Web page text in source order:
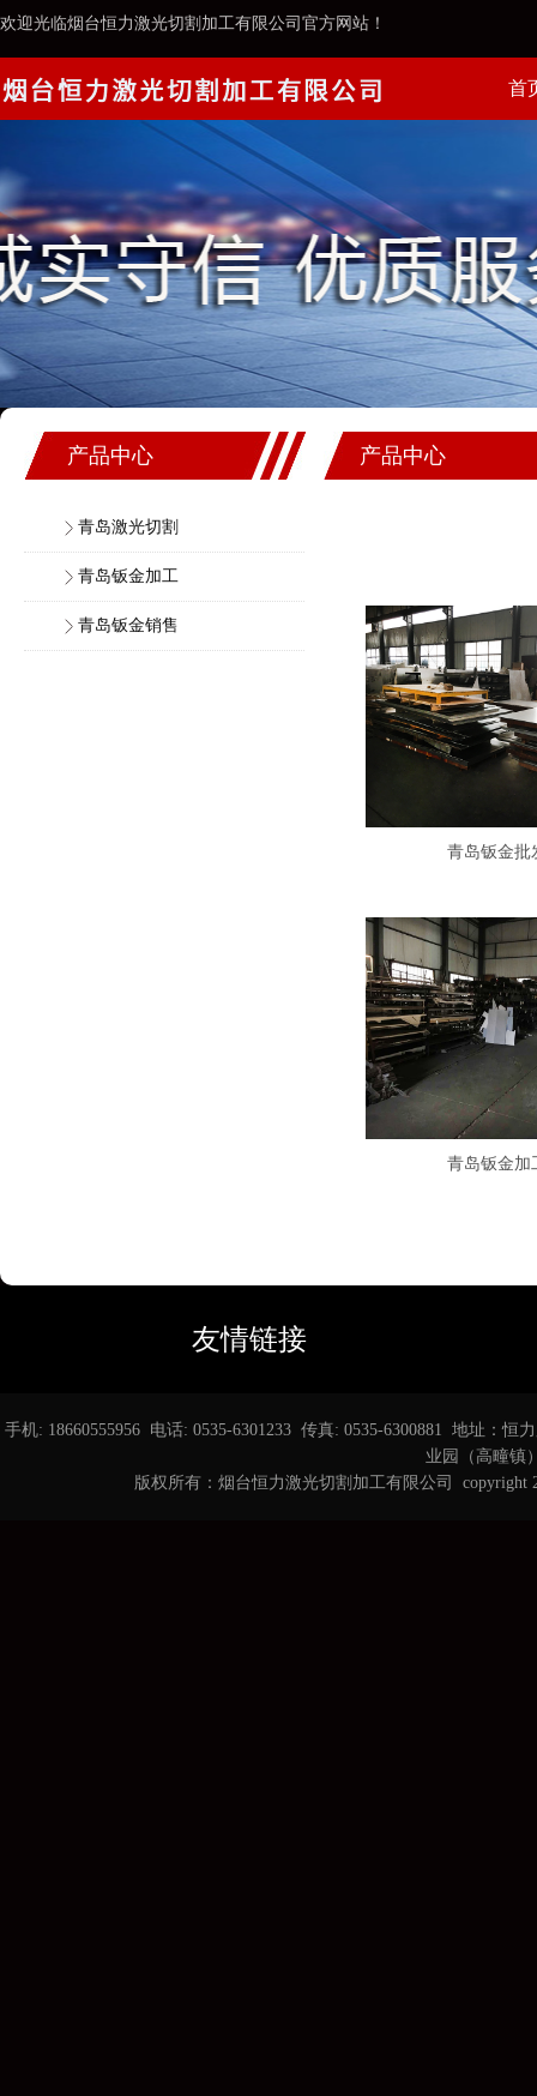
欢迎光临烟台恒力激光切割加工有限公司官方网站！
首
产品中心
青岛激光切割
青岛钣金加工
青岛钣金销售
产品中心
青岛钣金批
青岛钣金加
友情链接
手机: 18660555956 电话: 0535-6301233 传真: 0535-6300881 地址：
业园（高疃镇
版权所有：烟台恒力激光切割加工有限公司